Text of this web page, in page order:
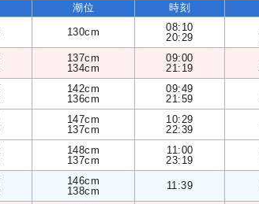
潮位 時刻
130cm
08:10
20:29
137cm
134cm
09:00
21:19
142cm
136cm
09:49
21:59
147cm
137cm
10:29
22:39
148cm
137cm
11:00
23:19
146cm
138cm
11:39